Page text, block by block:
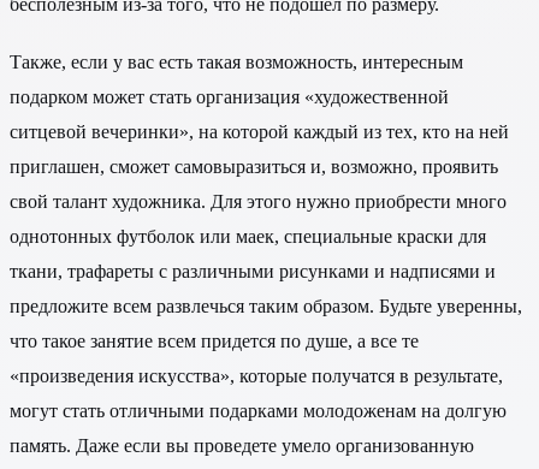
Также, если у вас есть такая возможность, интересным
подарком может стать организация «художественной
ситцевой вечеринки», на которой каждый из тех, кто на ней
приглашен, сможет самовыразиться и, возможно, проявить
свой талант художника. Для этого нужно приобрести много
однотонных футболок или маек, специальные краски для
ткани, трафареты с различными рисунками и надписями и
предложите всем развлечься таким образом. Будьте уверенны,
что такое занятие всем придется по душе, а все те
«произведения искусства», которые получатся в результате,
могут стать отличными подарками молодоженам на долгую
память. Даже если вы проведете умело организованную